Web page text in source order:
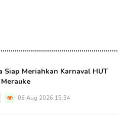
Siap Meriahkan Karnaval HUT
06 Aug 2026 15:34